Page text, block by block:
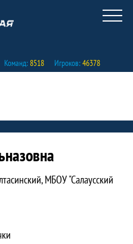
Команд:8518 Игроков:46378
Адиля
МБОУ "Салаусский